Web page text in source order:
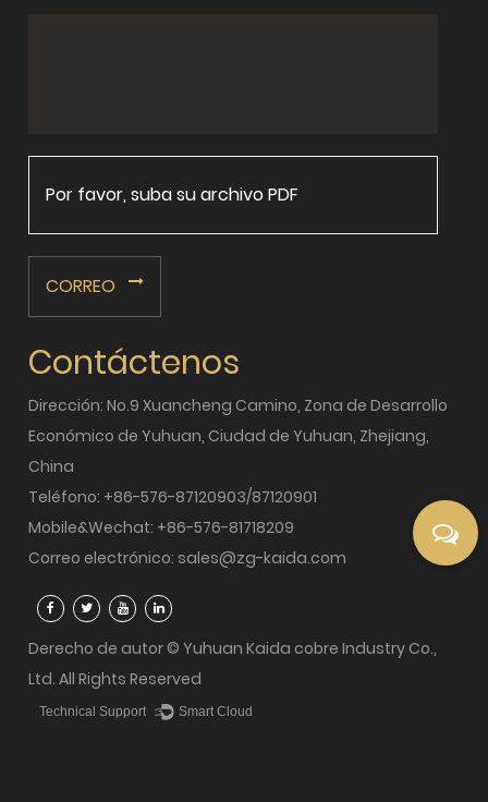
Por favor, suba su archivo PDF
CORREO
Contáctenos
Dirección: No.9 Xuancheng Camino, Zona de Desarrollo
Económico de Yuhuan, Ciudad de Yuhuan, Zhejiang,
China
Teléfono: +86-576-87120903/87120901
Mobile&Wechat: +86-576-81718209
Correo electrónico: sales@zg-kaida.com
Derecho de autor ©Yuhuan Kaida cobre Industry Co.,
Ltd. All Rights Reserved
Technical Support ： Smart Cloud